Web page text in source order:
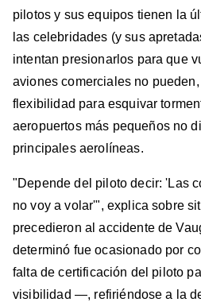
pilotos y sus equipos tienen la
las celebridades (y sus
intentan presionarlos para que
aviones comerciales no
flexibilidad para esquivar
aeropuertos más pequeños no
principales aerolíneas.
"Depende del piloto decir: 'Las
no voy a volar'", explica sobre
precedieron al accidente de
determinó fue ocasionado por
falta de certificación del piloto
visibilidad —, refiriéndose a la